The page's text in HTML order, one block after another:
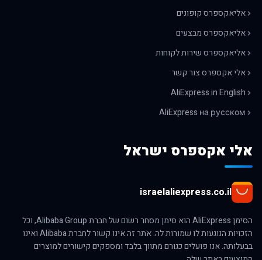
אליאקספרס קופונים
אליאקספרס מבצעים
אליאקספרס שירות לקוחות
אלי אקספרס צור קשר
AliExpress in English
AliExpress на русском
אלי אקספרס ישראל
israelaliexpress.co.il
הסימן AliExpress הוא סימן מסחר רשום של חברת Alibaba Group, וכל
הזכויות הנוגעות לו שמורות לה. אתר זה אינו קשור לחברת Alibaba ואינו
בבעלותה. אנו פועלים כגורם מתווך בלבד ומספקים קישורים למוצרים